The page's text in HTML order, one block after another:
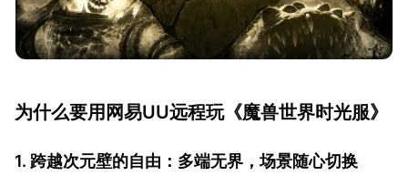
为什么要用网易UU远程玩《魔兽世界时光服》
1. 跨越次元壁的自由：多端无界，场景随心切换